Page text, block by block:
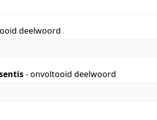
deelwoord
- onvoltooid deelwoord